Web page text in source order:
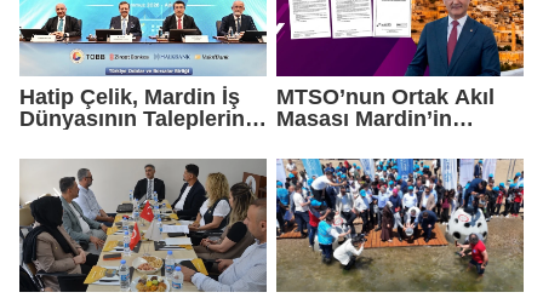
Hatip Çelik, Mardin İş
Dünyasının Taleplerini
Taşıdı
MTSO’nun Ortak Akıl
Masası Mardin’in
Şekillendirdi